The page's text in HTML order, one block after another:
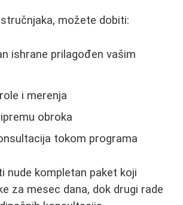
možete dobiti:
ishrane prilagođen vašim
i merenja
obroka
tokom programa
nude kompletan paket koji
za mesec dana, dok drugi rade